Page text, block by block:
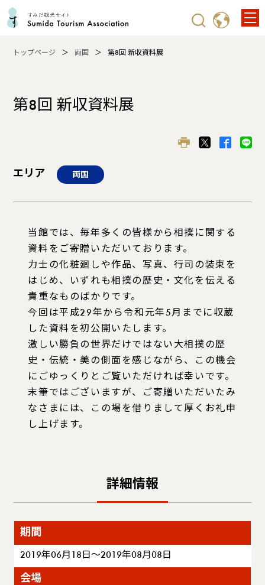
トップページ 両国 第8回 新収資料展
第8回 新収資料展
エリア 両国
当館では、毎年多くの皆様から相撲に関する
資料をご寄贈いただいております。
力士の化粧廻しや作品、写真、行司の装束を
はじめ、いずれも相撲の歴史・文化を伝える
貴重なものばかりです。
今回は平成29年から令和元年5月までに収蔵
した資料を初公開いたします。
激しい勝負の世界だけではない大相撲の歴
史・伝統・美の側面を感じながら、この機会
にごゆっくりとご覧いただければ幸いです。
末筆ではございますが、ご寄贈いただいたみ
なさまには、この場を借りまして厚くお礼申
し上げます。
詳細情報
期間
2019年06月18日～2019年08月08日
会場